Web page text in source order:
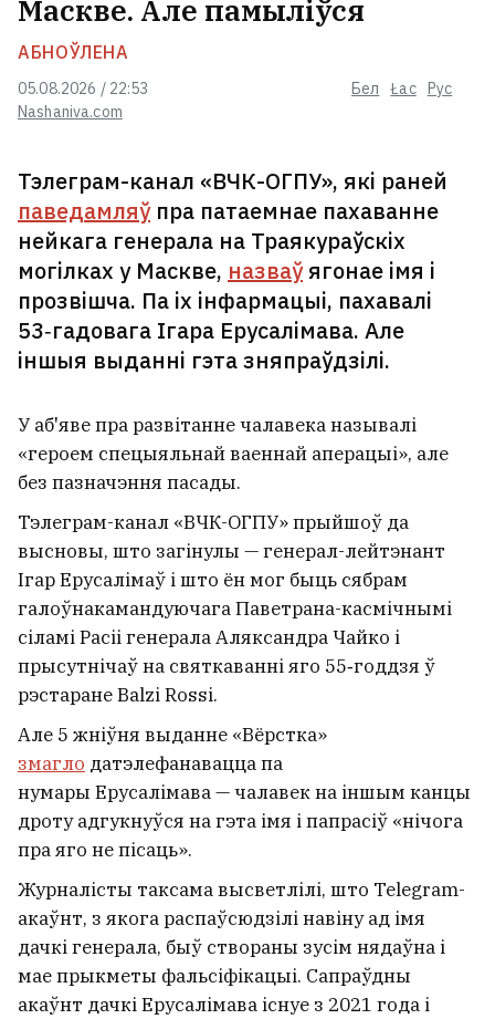
АБНОЎЛЕНА
Nashaniva.com
05.08.2026 / 22:53 Бел Łac Рус
Маскве. Але памыліўся
Тэлеграм-канал «ВЧК-ОГПУ», які раней
паведамляўпра патаемнае пахаванне
нейкага генерала на Траякураўскіх
могілках у Маскве, назваўягонае імя і
прозвішча. Па іх інфармацыі, пахавалі
53‑гадовага Ігара Ерусалімава. Але
іншыя выданні гэта зняпраўдзілі.
У аб'яве пра развітанне чалавека называлі
«героем спецыяльнай ваеннай аперацыі», але
без пазначэння пасады.
Тэлеграм-канал «ВЧК-ОГПУ» прыйшоў да
высновы, што загінулы — генерал-лейтэнант
Ігар Ерусалімаў і што ён мог быць сябрам
галоўнакамандуючага Паветрана-касмічнымі
сіламі Расіі генерала Аляксандра Чайко і
прысутнічаў на святкаванні яго 55‑годдзя ў
рэстаране Balzi Rossi.
Але 5 жніўня выданне «Вёрстка»
змагло датэлефанавацца па
нумары Ерусалімава — чалавек на іншым канцы
дроту адгукнуўся на гэта імя і папрасіў «нічога
пра яго не пісаць».
Журналісты таксама высветлілі, што Telegram-
акаўнт, з якога распаўсюдзілі навіну ад імя
дачкі генерала, быў створаны зусім нядаўна і
мае прыкметы фальсіфікацыі. Сапраўдны
акаўнт дачкі Ерусалімава існуе з 2021 года і